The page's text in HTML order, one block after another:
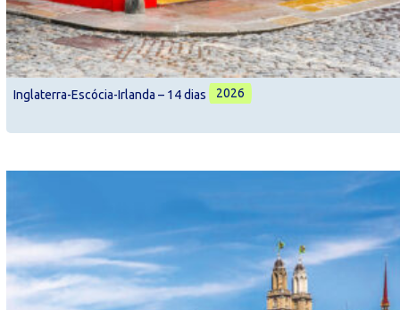
Inglaterra-Escócia-Irlanda – 14 dias 2026